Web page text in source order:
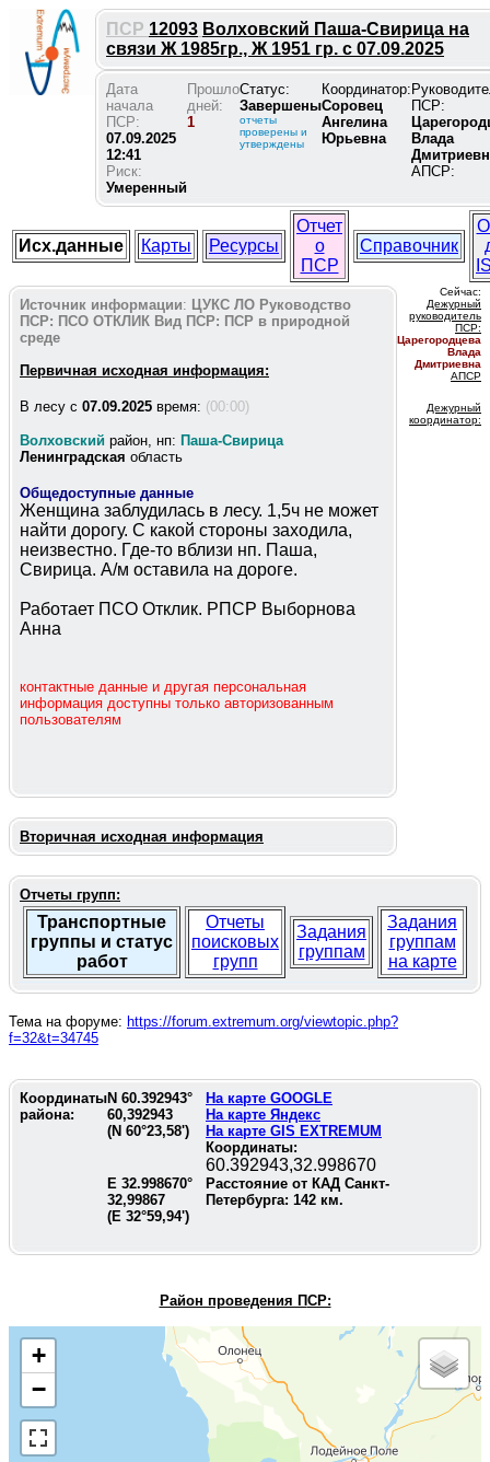
ПСР 12093 Волховский Паша-Свирица на
связи Ж 1985гр., Ж 1951 гр. с 07.09.2025
Дата
начала
ПСР:
07.09.2025
12:41
Риск:
Умеренный
Прошло
дней:
1
Статус:
Завершены
отчеты
проверены и
утверждены
Координатор:
Соровец
Ангелина
Юрьевна
ПСР:
Влада
АПСР:
Исх.данные Карты Ресурсы
Отчет
о
ПСР
Справочник
Источник информации: ЦУКС ЛО Руководство
ПСР: ПСО ОТКЛИК Вид ПСР: ПСР в природной
среде
Первичная исходная информация:
В лесу c 07.09.2025 время: (00:00)
Волховский район, нп: Паша-Свирица
Ленинградская область
Общедоступные данные
Женщина заблудилась в лесу. 1,5ч не может
найти дорогу. С какой стороны заходила,
неизвестно. Где-то вблизи нп. Паша,
Свирица. А/м оставила на дороге.
Работает ПСО Отклик. РПСР Выборнова
Анна
контактные данные и другая персональная
информация доступны только авторизованным
пользователям
Сейчас:
Дежурный
руководитель
ПСР:
Царегородцева
Влада
Дмитриевна
АПСР
Дежурный
координатор:
Вторичная исходная информация
Отчеты групп:
Транспортные
группы и статус
работ
Отчеты
поисковых
групп
Задания
группам
Задания
группам
на карте
Тема на форуме: https://forum.extremum.org/viewtopic.php?
f=32&t=34745
Координаты
района:
N 60.392943°
60,392943
(N 60°23,58')
На карте GOOGLE
На карте Яндекс
На карте GIS EXTREMUM
Координаты:
60.392943,32.998670
E 32.998670°
32,99867
(E 32°59,94')
Расстояние от КАД Санкт-
Петербурга: 142 км.
Район проведения ПСР:
+
−